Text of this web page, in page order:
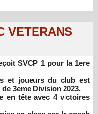
VETERANS
SVCP 1 pour la 1ere
et joueurs du club est
3eme Division 2023.
en tête avec 4 victoires